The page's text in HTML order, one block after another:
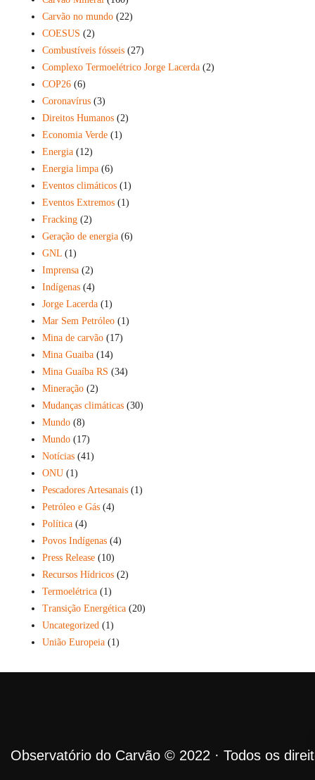
Carvão no mundo (22)
COESUS (2)
Combustíveis fósseis (27)
Complexo Termoelétrico Jorge Lacerda (2)
COP26 (6)
Coronavírus (3)
Direitos Humanos (2)
Economia Verde (1)
Energia (12)
Energia limpa (6)
Eventos climáticos (1)
Eventos Extremos (1)
Fracking (2)
Geração de energia (6)
GNL (1)
Imprensa (2)
Indígenas (4)
Jorge Lacerda (1)
Mar Sem Petróleo (1)
Mina de carvão (17)
Mina Guaiba (14)
Mina Guaíba RS (34)
Mineração (2)
Mudanças climáticas (30)
Mundo (8)
Mundo (17)
Notícias (41)
ONU (1)
Pescadores Artesanais (1)
Petróleo e Gás (4)
Política (4)
Povos Indígenas (4)
Press Release (10)
Recursos Hídricos (2)
Termoelétrica (1)
Transição Energética (20)
Uncategorized (1)
União Europeia (1)
Observatório do Carvão © 2022 · Todos os